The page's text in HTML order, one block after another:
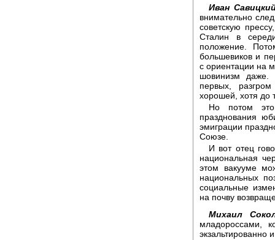
Иван
внимательно
советскую
Сталин в
положение.
большевиков и
с ориентации на
шовинизм даже.
первых,
хорошей, хотя до
Но потом
празднования
эмиграции
Союзе.
И вот отец
национальная
этом вакууме
национальных
социальные
на почву
Михаил
младороссами,
экзальтированно